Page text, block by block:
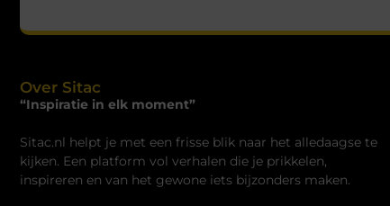
Over Sitac
“Inspiratie in elk moment”
Sitac.nl helpt je met een frisse blik naar het alledaagse te
kijken. Een platform vol verhalen die je prikkelen,
inspireren en van het gewone iets bijzonders maken.